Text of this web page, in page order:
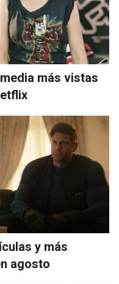
más vistas
y más
agosto